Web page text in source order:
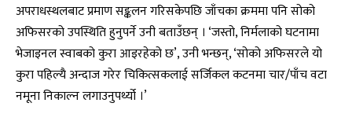
अपराधस्थलबाट प्रमाण सङ्कलन गरिसकेपछि जाँचका क्रममा पनि सोको
अफिसरको उपस्थिति हुनुपर्ने उनी बताउँछन् । ‘जस्तो, निर्मलाको घटनामा
भेजाइनल स्वाबको कुरा आइरहेको छ’, उनी भन्छन्, ‘सोको अफिसरले यो
कुरा पहिल्यै अन्दाज गरेर चिकित्सकलाई सर्जिकल कटनमा चार/पाँच वटा
नमूना निकाल्न लगाउनुपर्थ्यो ।’